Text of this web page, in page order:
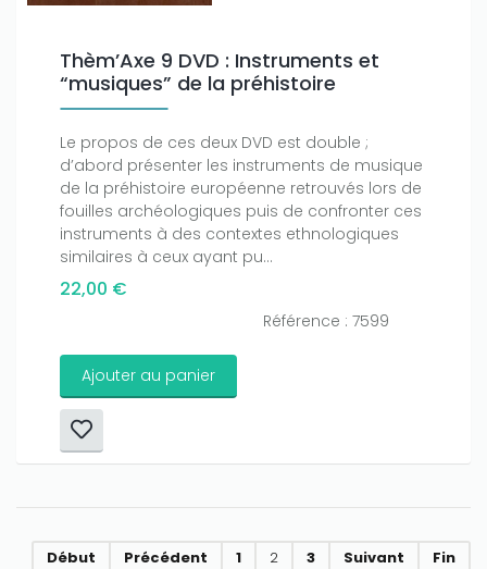
Thèm’Axe 9 DVD : Instruments et
“musiques” de la préhistoire
Le propos de ces deux DVD est double ;
d’abord présenter les instruments de musique
de la préhistoire européenne retrouvés lors de
fouilles archéologiques puis de confronter ces
instruments à des contextes ethnologiques
similaires à ceux ayant pu...
22,00 €
Référence : 7599
Ajouter au panier
Début Précédent 1 2 3 Suivant Fin